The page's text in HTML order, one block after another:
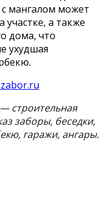
мангалом может
а также
дома, что
ухудшая
— строительная
заборы, беседки,
гаражи, ангары.